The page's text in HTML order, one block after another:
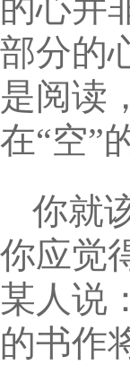
的心并
部分的
是阅读
在“空”
你就
你应觉
某人说
的书作